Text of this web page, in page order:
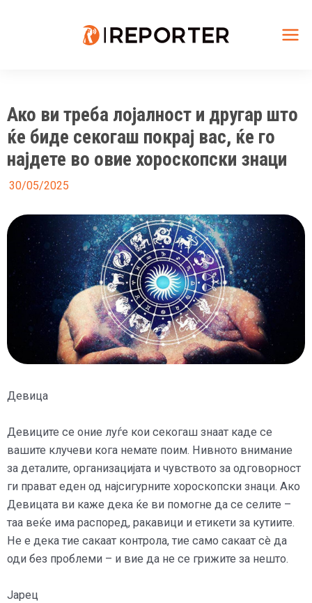
Ако ви треба лојалност и другар што
ќе биде секогаш покрај вас, ќе го
најдете во овие хороскопски знаци
30/05/2025
Девица
Девиците се оние луѓе кои секогаш знаат каде се
вашите клучеви кога немате поим. Нивното внимание
за деталите, организацијата и чувството за одговорност
ги прават еден од најсигурните хороскопски знаци. Ако
Девицата ви каже дека ќе ви помогне да се селите –
таа веќе има распоред, ракавици и етикети за кутиите.
Не е дека тие сакаат контрола, тие само сакаат сè да
оди без проблеми – и вие да не се грижите за нешто.
Јарец